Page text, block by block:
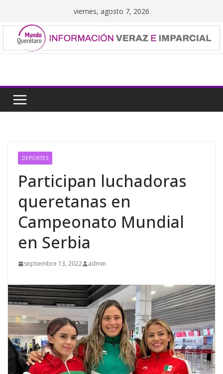
contenido
viernes, agosto 7, 2026
DEPORTES
Participan luchadoras
queretanas en
Campeonato Mundial
en Serbia
septiembre 13, 2022 admin